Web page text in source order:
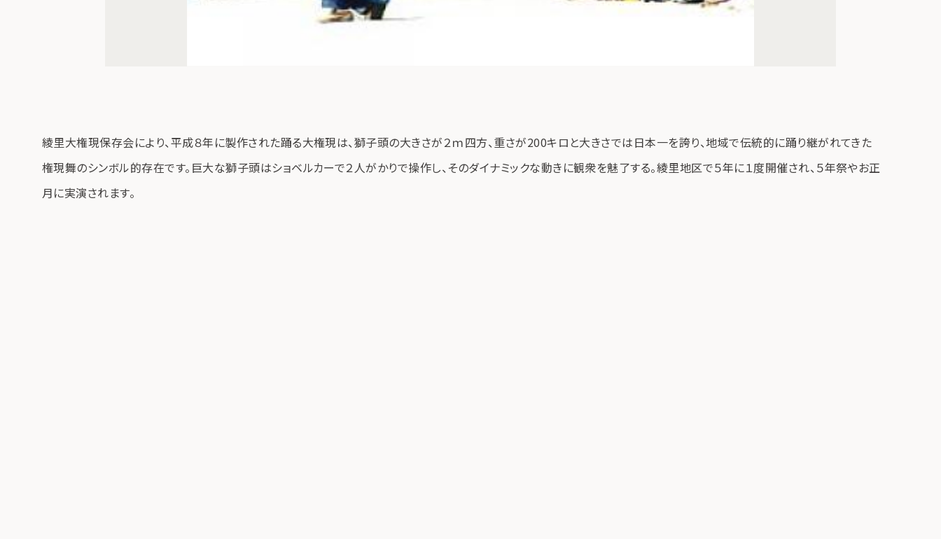
綾里大権現保存会により、平成８年に製作された踊る大権現は、獅子頭の大きさが２ｍ四方、重さが200キロと大きさでは日本一を誇り、地域で伝統的に踊り継がれてきた
権現舞のシンボル的存在です。巨大な獅子頭はショベルカーで２人がかりで操作し、そのダイナミックな動きに観衆を魅了する。綾里地区で５年に１度開催され、５年祭やお正
月に実演されます。